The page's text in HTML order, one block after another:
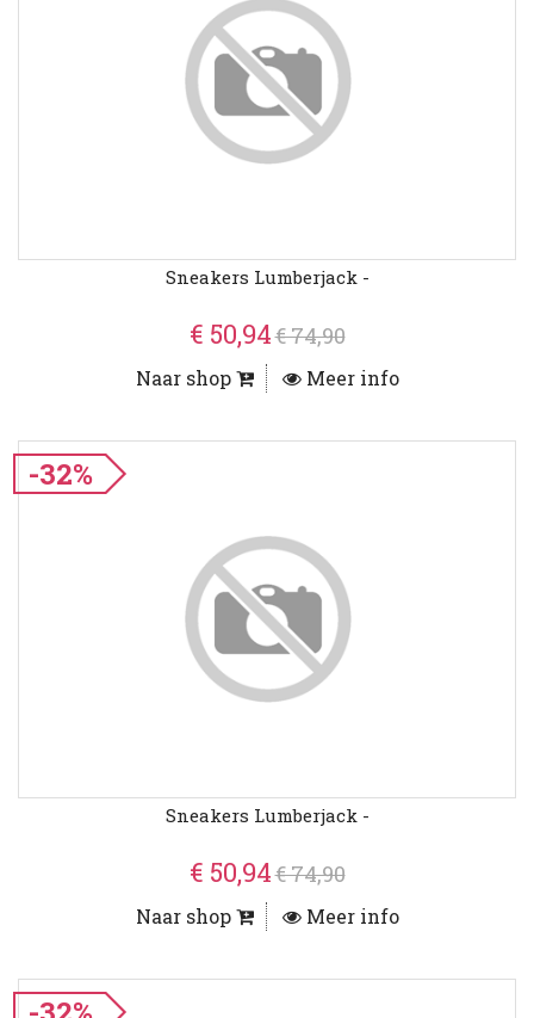
Sneakers Lumberjack -
€ 50,94€ 74,90
Naar shop Meer info
-32%
Sneakers Lumberjack -
€ 50,94€ 74,90
Naar shop Meer info